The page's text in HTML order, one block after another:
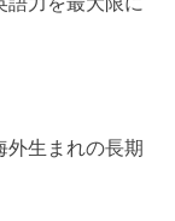
語力を最大限に
外生まれの長期